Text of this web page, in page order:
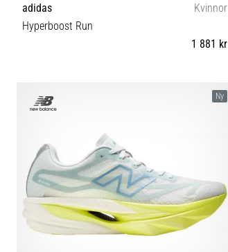
adidas
Kvinnor
Hyperboost Run
1 881 kr
36⅔ 37⅓ 38 38⅔ 39⅓ 40 40⅔ 41⅓ 42 Ny